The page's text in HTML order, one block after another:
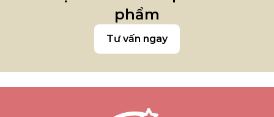
phẩm
Tư vấn ngay